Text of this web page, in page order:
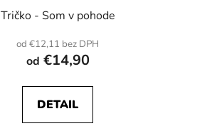
Tričko - Som v pohode
od €12,11 bez DPH
od €14,90
DETAIL